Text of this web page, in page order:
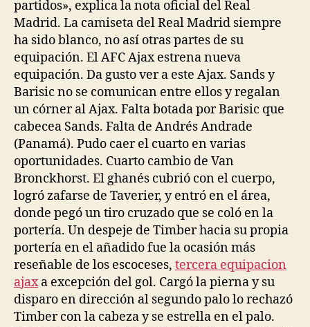
partidos», explica la nota oficial del Real
Madrid. La camiseta del Real Madrid siempre
ha sido blanco, no así otras partes de su
equipación. El AFC Ajax estrena nueva
equipación. Da gusto ver a este Ajax. Sands y
Barisic no se comunican entre ellos y regalan
un córner al Ajax. Falta botada por Barisic que
cabecea Sands. Falta de Andrés Andrade
(Panamá). Pudo caer el cuarto en varias
oportunidades. Cuarto cambio de Van
Bronckhorst. El ghanés cubrió con el cuerpo,
logró zafarse de Taverier, y entró en el área,
donde pegó un tiro cruzado que se coló en la
portería. Un despeje de Timber hacia su propia
portería en el añadido fue la ocasión más
reseñable de los escoceses, tercera equipacion
ajaxa excepción del gol. Cargó la pierna y su
disparo en dirección al segundo palo lo rechazó
Timber con la cabeza y se estrella en el palo.